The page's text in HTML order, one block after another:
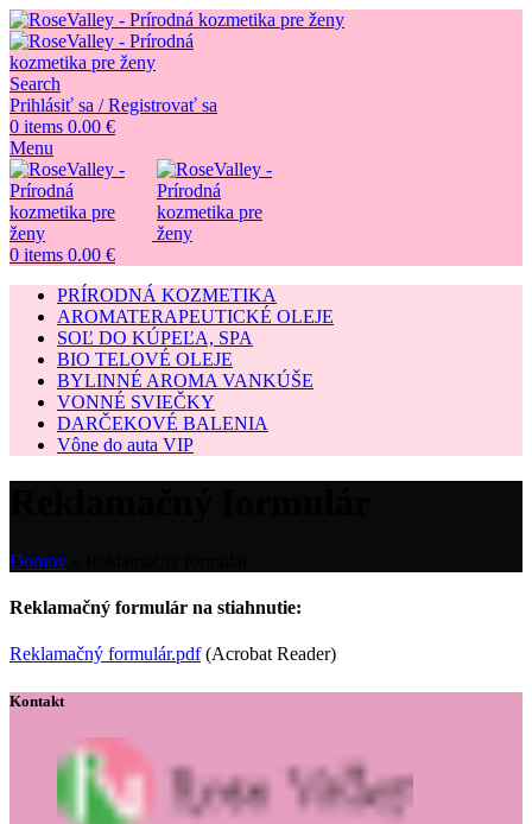
Search
Prihlásiť sa / Registrovať sa
0 items 0.00 €
Menu
0 items 0.00 €
PRÍRODNÁ KOZMETIKA
AROMATERAPEUTICKÉ OLEJE
SOĽ DO KÚPEĽA, SPA
BIO TELOVÉ OLEJE
BYLINNÉ AROMA VANKÚŠE
VONNÉ SVIEČKY
DARČEKOVÉ BALENIA
Vône do auta VIP
Domov
Reklamačný formulár na stiahnutie:
Reklamačný formulár.pdf(Acrobat Reader)
Kontakt